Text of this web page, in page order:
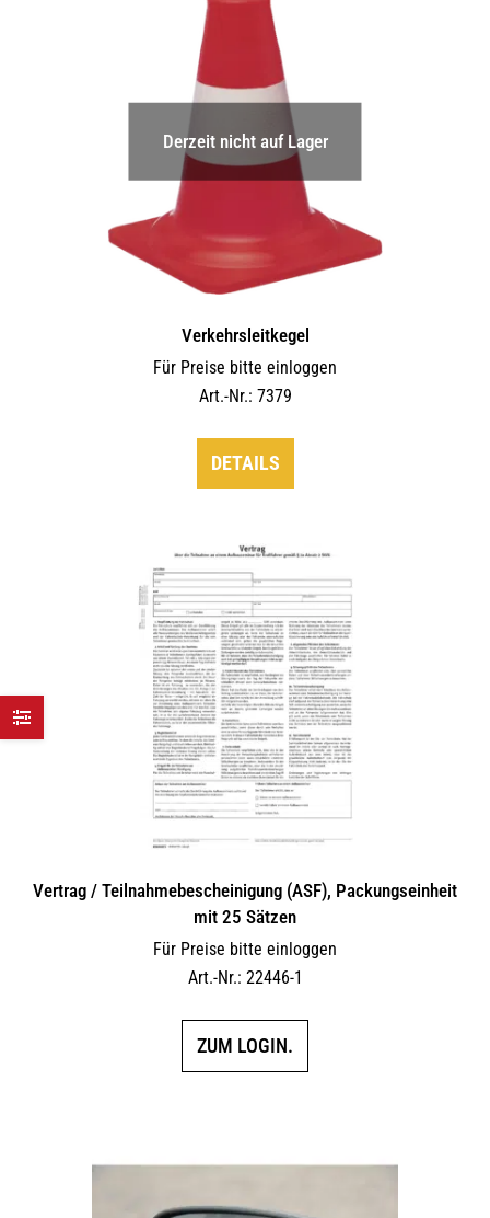
Derzeit nicht auf Lager
Verkehrsleitkegel
Für Preise bitte einloggen
Art.-Nr.: 7379
DETAILS
Vertrag / Teilnahme­bescheinigung (ASF), Packungseinheit
mit 25 Sätzen
Für Preise bitte einloggen
Art.-Nr.: 22446-1
ZUM LOGIN.